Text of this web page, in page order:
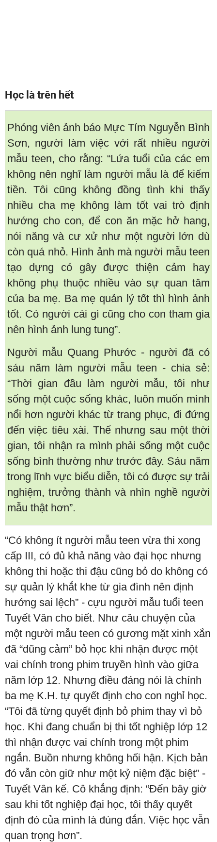
Học là trên hết
Phóng viên ảnh báo Mực Tím Nguyễn Bình
Sơn, người làm việc với rất nhiều người
mẫu teen, cho rằng: “Lứa tuổi của các em
không nên nghĩ làm người mẫu là để kiếm
tiền. Tôi cũng không đồng tình khi thấy
nhiều cha mẹ không làm tốt vai trò định
hướng cho con, để con ăn mặc hở hang,
nói năng và cư xử như một người lớn dù
còn quá nhỏ. Hình ảnh mà người mẫu teen
tạo dựng có gây được thiện cảm hay
không phụ thuộc nhiều vào sự quan tâm
của ba mẹ. Ba mẹ quản lý tốt thì hình ảnh
tốt. Có người cái gì cũng cho con tham gia
nên hình ảnh lung tung”.
Người mẫu Quang Phước - người đã có
sáu năm làm người mẫu teen - chia sẻ:
“Thời gian đầu làm người mẫu, tôi như
sống một cuộc sống khác, luôn muốn mình
nổi hơn người khác từ trang phục, đi đứng
đến việc tiêu xài. Thế nhưng sau một thời
gian, tôi nhận ra mình phải sống một cuộc
sống bình thường như trước đây. Sáu năm
trong lĩnh vực biểu diễn, tôi có được sự trải
nghiệm, trưởng thành và nhìn nghề người
mẫu thật hơn”.
“Có không ít người mẫu teen vừa thi xong
cấp III, có đủ khả năng vào đại học nhưng
không thi hoặc thi đậu cũng bỏ do không có
sự quản lý khắt khe từ gia đình nên định
hướng sai lệch” - cựu người mẫu tuổi teen
Tuyết Vân cho biết. Như câu chuyện của
một người mẫu teen có gương mặt xinh xắn
đã “dũng cảm” bỏ học khi nhận được một
vai chính trong phim truyền hình vào giữa
năm lớp 12. Nhưng điều đáng nói là chính
ba mẹ K.H. tự quyết định cho con nghỉ học.
“Tôi đã từng quyết định bỏ phim thay vì bỏ
học. Khi đang chuẩn bị thi tốt nghiệp lớp 12
thì nhận được vai chính trong một phim
ngắn. Buồn nhưng không hối hận. Kịch bản
đó vẫn còn giữ như một kỷ niệm đặc biệt” -
Tuyết Vân kể. Cô khẳng định: “Đến bây giờ
sau khi tốt nghiệp đại học, tôi thấy quyết
định đó của mình là đúng đắn. Việc học vẫn
quan trọng hơn”.